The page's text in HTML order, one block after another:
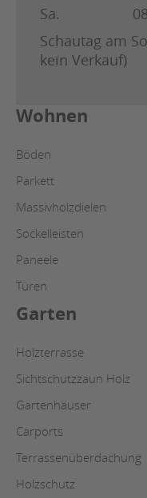
Sa.
Schautag am
kein Verkauf)
Wohnen
Böden
Parkett
Massivholzdielen
Sockelleisten
Paneele
Türen
Garten
Holzterrasse
Sichtschutzzaun Holz
Gartenhäuser
Carports
Terrassenüberdachung
Holzschutz